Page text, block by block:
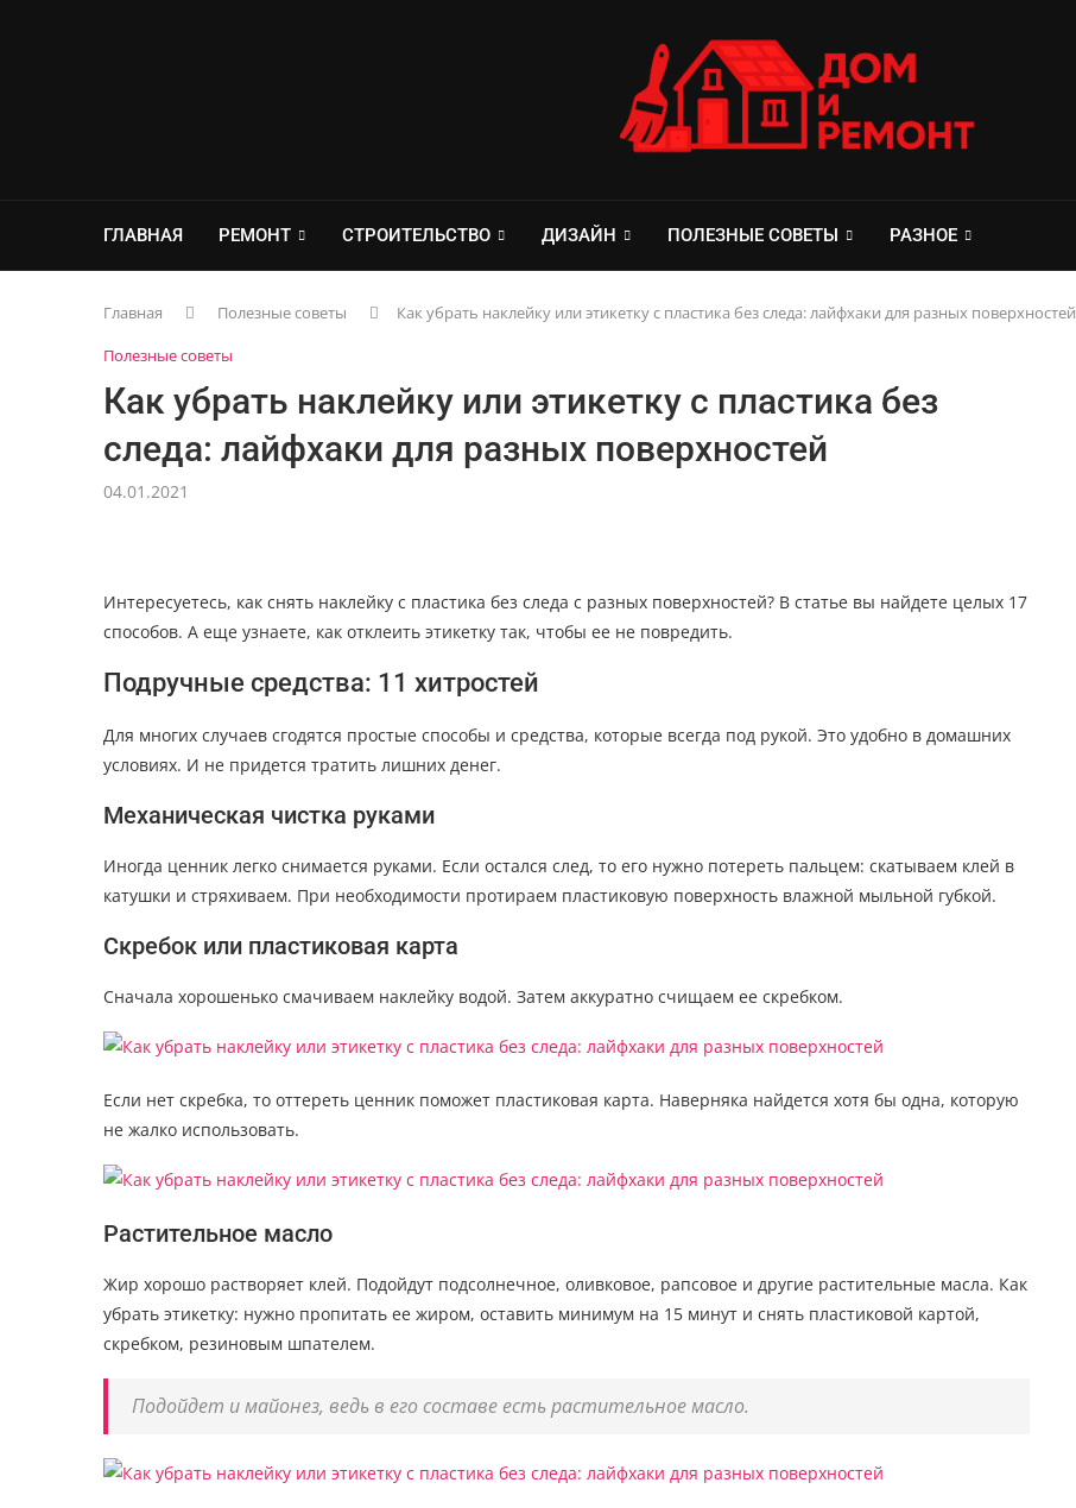
ГЛАВНАЯ РЕМОНТ СТРОИТЕЛЬСТВО ДИЗАЙН ПОЛЕЗНЫЕ СОВЕТЫ РАЗНОЕ
Главная Полезные советы
Как убрать наклейку или этикетку с пластика без следа: лайфхаки для разных поверхностей
Полезные советы
Как убрать наклейку или этикетку с пластика без
следа: лайфхаки для разных поверхностей
04.01.2021
Интересуетесь, как снять наклейку с пластика без следа с разных поверхностей? В статье вы найдете целых 17
способов. А еще узнаете, как отклеить этикетку так, чтобы ее не повредить.
Подручные средства: 11 хитростей
Для многих случаев сгодятся простые способы и средства, которые всегда под рукой. Это удобно в домашних
условиях. И не придется тратить лишних денег.
Механическая чистка руками
Иногда ценник легко снимается руками. Если остался след, то его нужно потереть пальцем: скатываем клей в
катушки и стряхиваем. При необходимости протираем пластиковую поверхность влажной мыльной губкой.
Скребок или пластиковая карта
Сначала хорошенько смачиваем наклейку водой. Затем аккуратно счищаем ее скребком.
Если нет скребка, то оттереть ценник поможет пластиковая карта. Наверняка найдется хотя бы одна, которую
не жалко использовать.
Растительное масло
Жир хорошо растворяет клей. Подойдут подсолнечное, оливковое, рапсовое и другие растительные масла. Как
убрать этикетку: нужно пропитать ее жиром, оставить минимум на 15 минут и снять пластиковой картой,
скребком, резиновым шпателем.
Подойдет и майонез, ведь в его составе есть растительное масло.